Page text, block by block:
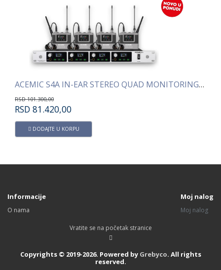
ACEMIC S4A IN-EAR STEREO QUAD MONITORING SISTEM ACEMIC S1A IN-EAR STEREO
RSD
DODAJTE U KORPU
Informacije
O nama
Moj nalog
Moj nalog
Vratite se na početak stranice
Copyrights © 2019-2026. Powered by Grebyco. All rights
reserved.